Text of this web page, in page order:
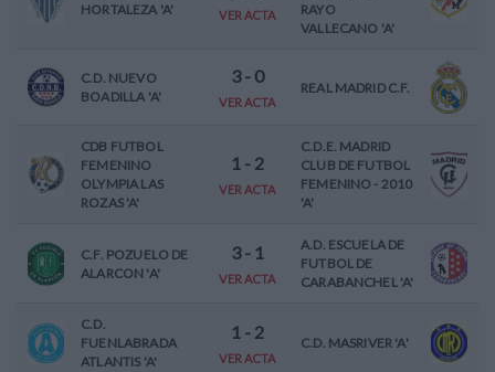
HORTALEZA 'A'
VER ACTA
RAYO
VALLECANO 'A'
C.D. NUEVO
BOADILLA 'A'
3- 0
VER ACTA
REAL MADRID C.F.
CDB FUTBOL
FEMENINO
OLYMPIA LAS
ROZAS 'A'
1- 2
VER ACTA
C.D.E. MADRID
CLUB DE FUTBOL
FEMENINO - 2010
'A'
C.F. POZUELO DE
ALARCON 'A'
3- 1
VER ACTA
A.D. ESCUELA DE
FUTBOL DE
CARABANCHEL 'A'
C.D.
FUENLABRADA
ATLANTIS 'A'
1 - 2
VER ACTA
C.D. MASRIVER 'A'